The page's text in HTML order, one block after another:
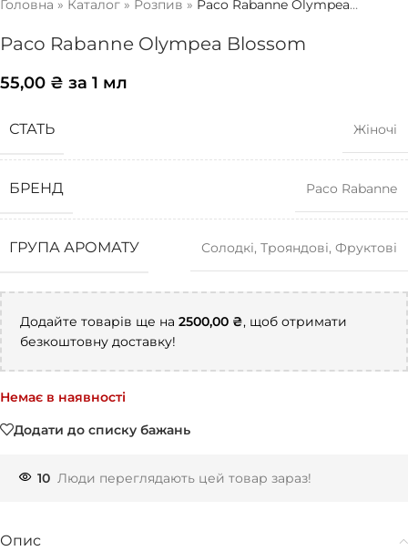
Головна » Каталог » Розпив » Paco Rabanne Olympea
Paco Rabanne Olympea Blossom
55,00 ₴ за 1 мл
СТАТЬ Жіночі
БРЕНД Paco Rabanne
ГРУПА АРОМАТУ Солодкі, Трояндові, Фруктові
Додайте товарів ще на 2500,00 ₴, щоб отримати
безкоштовну доставку!
Немає в наявності
Додати до списку бажань
10 Люди переглядають цей товар зараз!
Опис